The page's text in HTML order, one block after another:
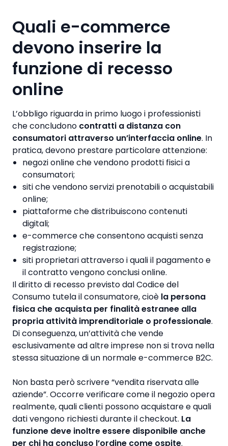
Quali e-commerce
devono inserire la
funzione di recesso
online
L’obbligo riguarda in primo luogo i professionisti
che concludono contratti a distanza con
consumatori attraverso un’interfaccia online. In
pratica, devono prestare particolare attenzione:
negozi online che vendono prodotti fisici a
consumatori;
siti che vendono servizi prenotabili o acquistabili
online;
piattaforme che distribuiscono contenuti
digitali;
e-commerce che consentono acquisti senza
registrazione;
siti proprietari attraverso i quali il pagamento e
il contratto vengono conclusi online.
Il diritto di recesso previsto dal Codice del
Consumo tutela il consumatore, cioè la persona
fisica che acquista per finalità estranee alla
propria attività imprenditoriale o professionale.
Di conseguenza, un’attività che vende
esclusivamente ad altre imprese non si trova nella
stessa situazione di un normale e-commerce B2C.
Non basta però scrivere “vendita riservata alle
aziende”. Occorre verificare come il negozio opera
realmente, quali clienti possono acquistare e quali
dati vengono richiesti durante il checkout. La
funzione deve inoltre essere disponibile anche
per chi ha concluso l’ordine come ospite.